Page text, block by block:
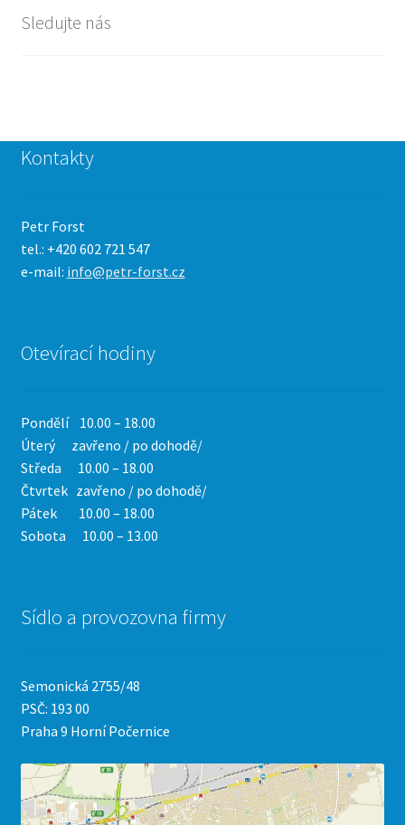
Sledujte nás
Kontakty
Petr Forst
tel.: +420 602 721 547
e-mail: info@petr-forst.cz
Otevírací hodiny
Pondělí 10.00 – 18.00
Úterý zavřeno / po dohodě/
Středa 10.00 – 18.00
Čtvrtek zavřeno / po dohodě/
Pátek 10.00 – 18.00
Sobota 10.00 – 13.00
Sídlo a provozovna firmy
Semonická 2755/48
PSČ: 193 00
Praha 9 Horní Počernice